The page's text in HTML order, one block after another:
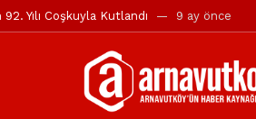
Yılı Coşkuyla Kutlandı 9 ay önce
ve Mustafa Candaroğlu’na
344.868’e ulaştı 1 yıl önce